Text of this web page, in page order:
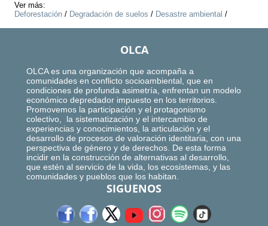
Ver más:
Deforestación / Degradación de suelos / Desastre ambiental /
OLCA
OLCA es una organización que acompaña a
comunidades en conflicto socioambiental, que en
condiciones de profunda asimetría, enfrentan un modelo
económico depredador impuesto en los territorios.
Promovemos la participación y el protagonismo
colectivo, la sistematización y el intercambio de
experiencias y conocimientos, la articulación y el
desarrollo de procesos de valoración identitaria, con una
perspectiva de género y de derechos. De esta forma
incidir en la construcción de alternativas al desarrollo,
que estén al servicio de la vida, los ecosistemas, y las
comunidades y pueblos que los habitan.
SIGUENOS